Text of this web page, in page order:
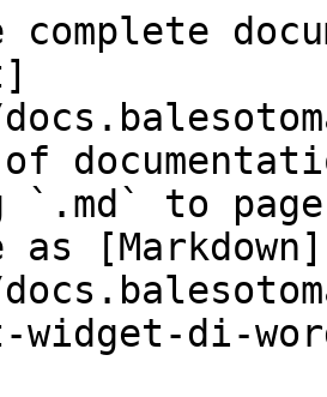
`.md` to
[Markdown]
di-